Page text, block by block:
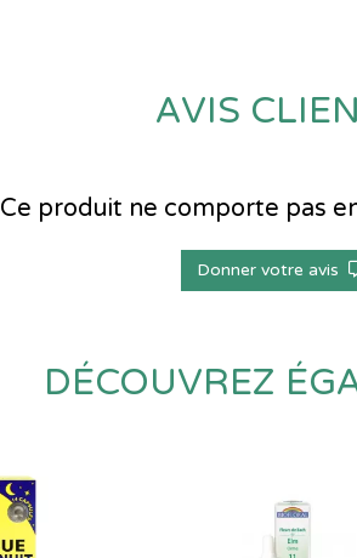
AVIS
Ce produit ne comporte pas
Donner votre avis
DÉCOUVREZ